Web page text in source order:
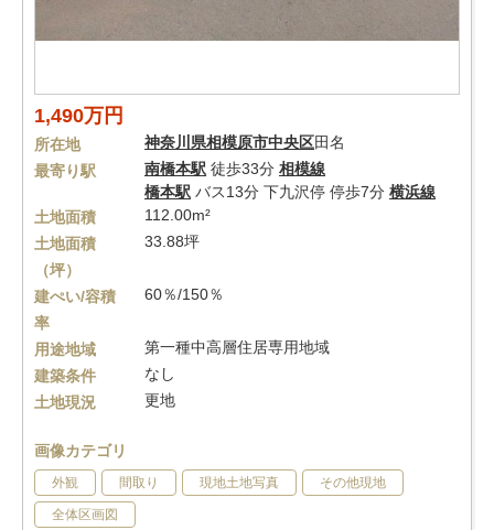
1,490万円
所在地 神奈川県相模原市中央区田名
最寄り駅
南橋本駅 徒歩33分 相模線
橋本駅 バス13分 下九沢停 停歩7分 横浜線
土地面積
112.00m²
土地面積
（坪）
33.88坪
建ぺい/容積
率
60％/150％
用途地域
第一種中高層住居専用地域
建築条件
なし
土地現況
更地
画像カテゴリ
外観 間取り 現地土地写真 その他現地
全体区画図